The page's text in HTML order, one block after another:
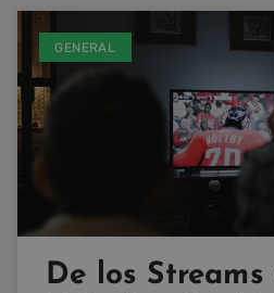
GENERAL
De los Streams